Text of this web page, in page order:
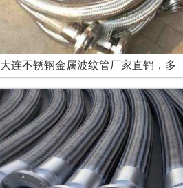
大连不锈钢金属波纹管厂家直销，多